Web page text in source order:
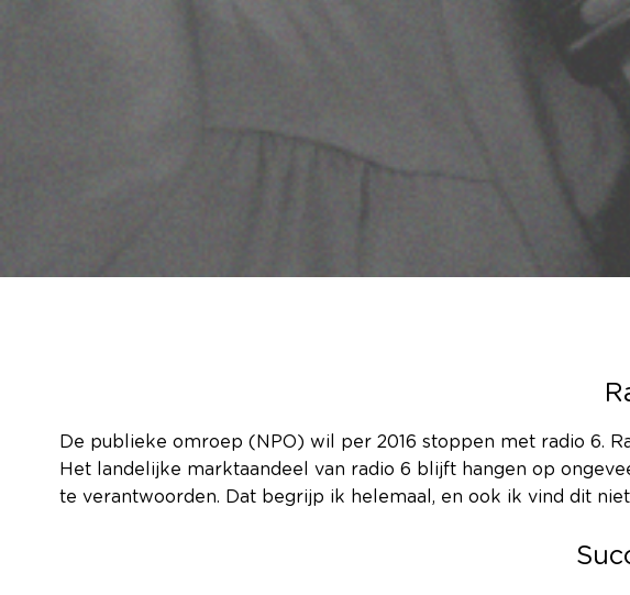
De publieke omroep (NPO) wil per 2016 stoppen met radio 6.
Het landelijke marktaandeel van radio 6 blijft hangen op
te verantwoorden. Dat begrijp ik helemaal, en ook ik vind dit